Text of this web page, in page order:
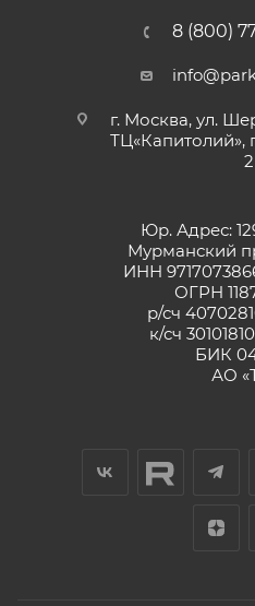
8 (800)
г. Москва, ул.
ТЦ«Капитолий»,
Юр. Адрес:
Мурманский
ИНН
ОГРН
р/сч
к/сч
БИК
АО